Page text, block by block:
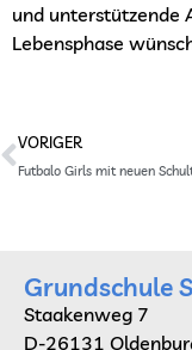
und unterstützende
Lebensphase
Prev
VORIGER
Futbalo Girls mit neuen
Grundschule
Staakenweg 7
D-26131